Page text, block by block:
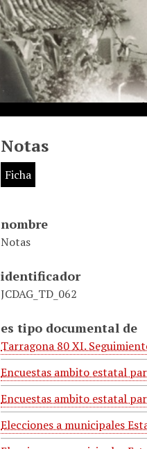
Notas
Ficha
nombre
Notas
identificador
JCDAG_TD_062
es tipo documental de
Tarragona 80 XI.
Encuestas ambito estatal
Encuestas ambito estatal
Elecciones a municipales